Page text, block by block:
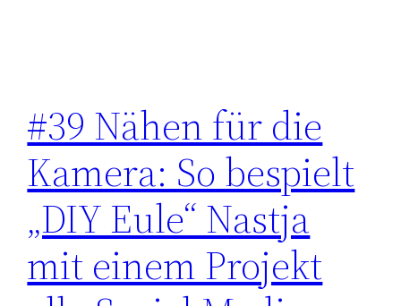
#39 Nähen für die
Kamera: So bespielt
„DIY Eule“ Nastja
mit einem Projekt